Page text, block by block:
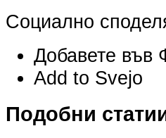
Социално
Добавете във
Add to Svejo
Подобни